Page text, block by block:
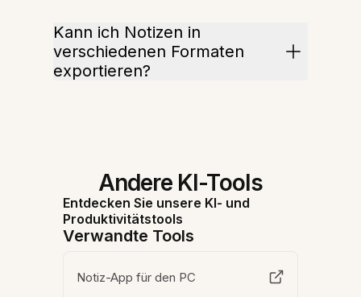
Kann ich Notizen in
verschiedenen Formaten
exportieren?
Andere KI-Tools
Entdecken Sie unsere KI- und
Produktivitätstools
Verwandte Tools
Notiz-App für den PC